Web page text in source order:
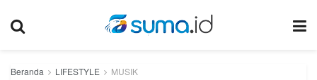
Beranda LIFESTYLE MUSIK